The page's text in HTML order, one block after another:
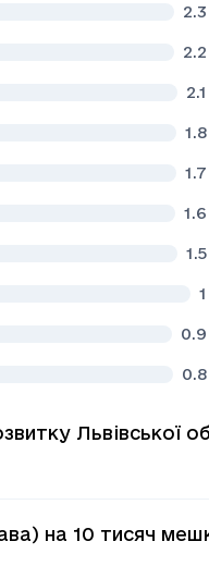
2.3
2.2
2.1
1.8
1.7
1.6
1.5
1
0.9
0.8
Львівської
на 10 тисяч